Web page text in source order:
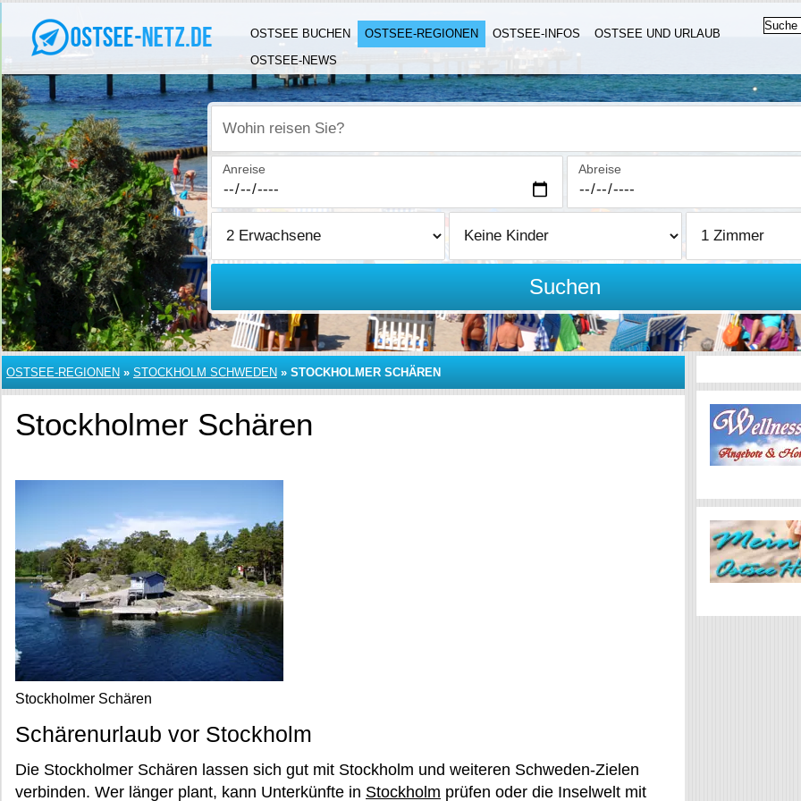
OSTSEE BUCHEN OSTSEE-REGIONEN OSTSEE-INFOS
OSTSEE UND URLAUB
OSTSEE-NEWS
Wohin reisen Sie?
Anreise Abreise
Suchen
OSTSEE-REGIONEN » STOCKHOLM SCHWEDEN » STOCKHOLMER SCHÄREN
Stockholmer Schären
Stockholmer Schären
Schärenurlaub vor Stockholm
Die Stockholmer Schären lassen sich gut mit Stockholm und weiteren Schweden-Zielen
verbinden. Wer länger plant, kann Unterkünfte in Stockholm prüfen oder die Inselwelt mit